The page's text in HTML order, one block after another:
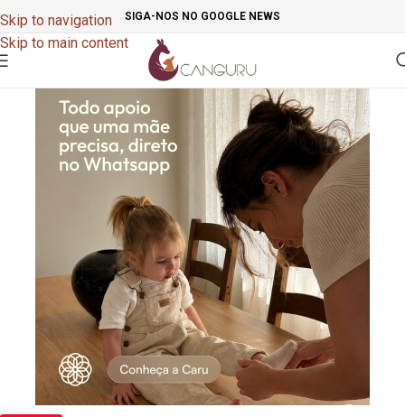
Skip to navigation
Skip to main content
SIGA-NOS NO GOOGLE NEWS